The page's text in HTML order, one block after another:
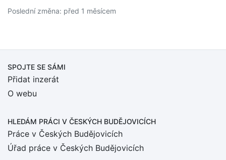
Poslední změna: před 1 měsícem
SPOJTE SE SÁMI
Přidat inzerát
O webu
HLEDÁM PRÁCI V ČESKÝCH BUDĚJOVICÍCH
Práce v Českých Budějovicích
Úřad práce v Českých Budějovicích